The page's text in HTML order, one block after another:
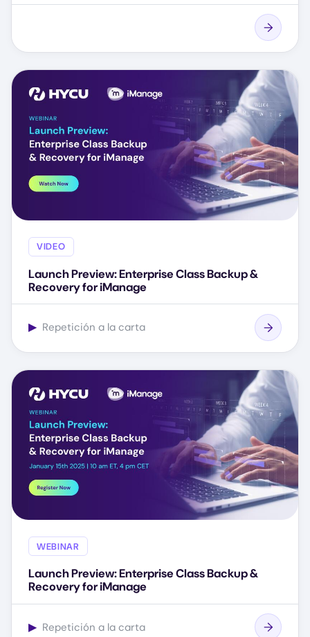
VIDEO
Launch Preview: Enterprise Class Backup &
Recovery for iManage
▶ Repetición a la carta
WEBINAR
Launch Preview: Enterprise Class Backup &
Recovery for iManage
▶ Repetición a la carta